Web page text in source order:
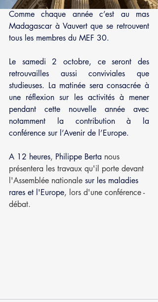
Comme chaque année c’est au mas
Madagascar à Vauvert que se retrouvent
tous les membres du MEF 30.
Le samedi 2 octobre, ce seront des
retrouvailles aussi conviviales que
studieuses. La matinée sera consacrée à
une réflexion sur les activités à mener
pendant cette nouvelle année avec
notamment la contribution à la
conférence sur l’Avenir de l’Europe.
A 12 heures, Philippe Berta nous
présentera les travaux qu'il porte devant
l'Assemblée nationale sur les maladies
rares et l'Europe, lors d'une conférence -
débat.